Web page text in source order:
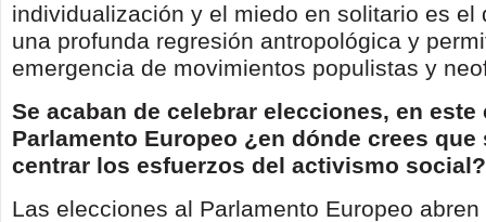
individualización y el miedo en solitario es el
una profunda regresión antropológica y
emergencia de movimientos populistas y
Se acaban de celebrar elecciones, en este
Parlamento Europeo ¿en dónde crees que
centrar los esfuerzos del activismo social?
Las elecciones al Parlamento Europeo